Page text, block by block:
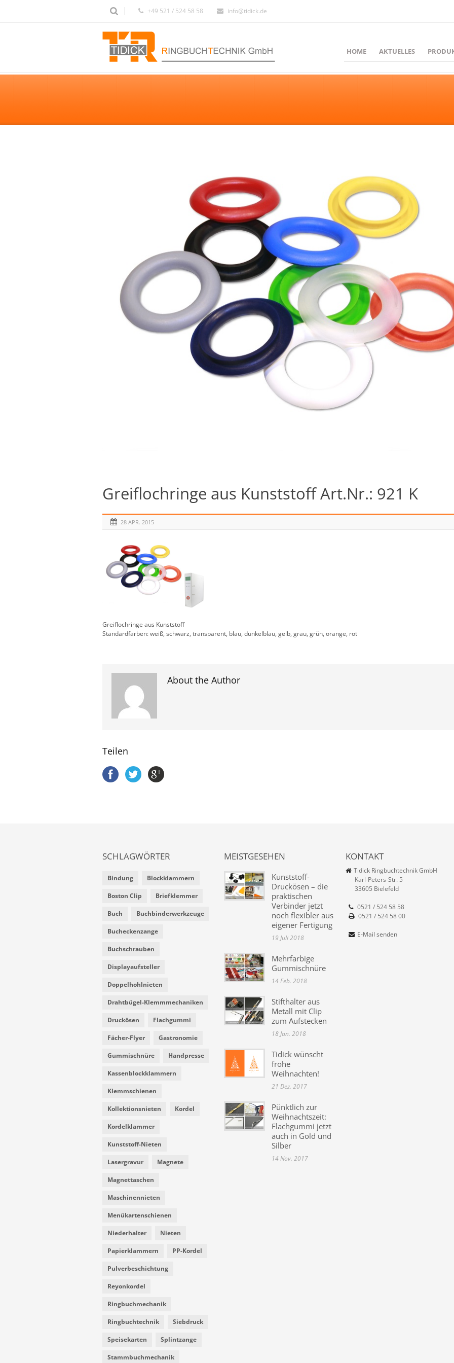
+49 521 / 524 58 58 info@tidick.de
HOME AKTUELLES
Greiflochringe aus Kunststoff Art.Nr.: 921 K
28 APR. 2015
Greiflochringe aus Kunststoff
Standardfarben: weiß, schwarz, transparent, blau, dunkelblau, gelb, grau, grün, orange, rot
About the Author
Teilen
SCHLAGWÖRTER
Bindung Blockklammern
Boston Clip Briefklemmer
Buch Buchbinderwerkzeuge
Bucheckenzange
Buchschrauben
Displayaufsteller
Doppelhohlnieten
Drahtbügel-Klemmmechaniken
Druckösen Flachgummi
Fächer-Flyer Gastronomie
Gummischnüre Handpresse
Kassenblockklammern
Klemmschienen
Kollektionsnieten Kordel
Kordelklammer
Kunststoff-Nieten
Lasergravur Magnete
Magnettaschen
Maschinennieten
Menükartenschienen
Niederhalter Nieten
Papierklammern PP-Kordel
Pulverbeschichtung
Reyonkordel
Ringbuchmechanik
Ringbuchtechnik Siebdruck
Speisekarten Splintzange
Stammbuchmechanik
MEISTGESEHEN
Kunststoff-
Druckösen – die
praktischen
Verbinder jetzt
noch flexibler aus
eigener Fertigung
19 Juli 2018
Mehrfarbige
Gummischnüre
14 Feb. 2018
Stifthalter aus
Metall mit Clip
zum Aufstecken
18 Jan. 2018
Tidick wünscht
frohe
Weihnachten!
21 Dez. 2017
Pünktlich zur
Weihnachtszeit:
Flachgummi jetzt
auch in Gold und
Silber
14 Nov. 2017
KONTAKT
Tidick Ringbuchtechnik GmbH
Karl-Peters-Str. 5
33605 Bielefeld
0521 / 524 58 58
0521 / 524 58 00
E-Mail senden